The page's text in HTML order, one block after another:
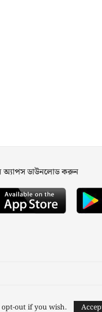
অ্যাপস ডাউনলোড করুন
Designed and Developed by
out if you wish.